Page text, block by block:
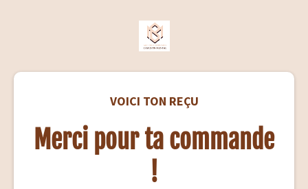
VOICI TON REÇU
Merci pour ta commande
!